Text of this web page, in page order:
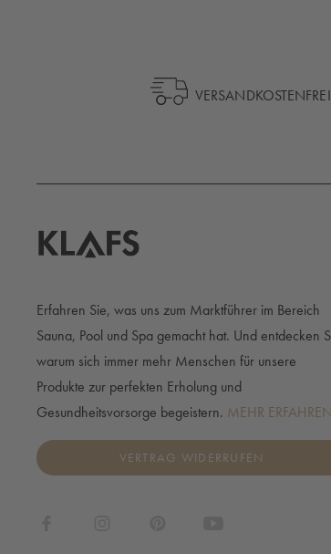
Erfahren Sie, was uns zum Marktführer im Bereich
Sauna, Pool und Spa gemacht hat. Und entdecken
warum sich immer mehr Menschen für unsere
Produkte zur perfekten Erholung und
Gesundheitsvorsorge begeistern. MEHR ERFAHREN
VERTRAG WIDERRUFEN